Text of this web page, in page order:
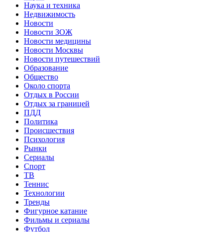
Наука и техника
Недвижимость
Новости
Новости ЗОЖ
Новости медицины
Новости Москвы
Новости путешествий
Образование
Общество
Около спорта
Отдых в России
Отдых за границей
ПДД
Политика
Происшествия
Психология
Рынки
Сериалы
Спорт
ТВ
Теннис
Технологии
Тренды
Фигурное катание
Фильмы и сериалы
Футбол